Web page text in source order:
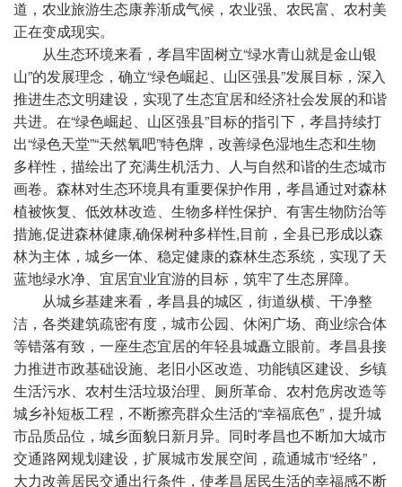
道，农业旅游生态康养渐成气候，农业强、农民富、农村美
正在变成现实。
从生态环境来看，孝昌牢固树立“绿水青山就是金山银
山”的发展理念，确立“绿色崛起、山区强县”发展目标，深入
推进生态文明建设，实现了生态宜居和经济社会发展的和谐
共进。在“绿色崛起、山区强县”目标的指引下，孝昌持续打
出“绿色天堂”“天然氧吧”特色牌，改善绿色湿地生态和生物
多样性，描绘出了充满生机活力、人与自然和谐的生态城市
画卷。森林对生态环境具有重要保护作用，孝昌通过对森林
植被恢复、低效林改造、生物多样性保护、有害生物防治等
措施,促进森林健康,确保树种多样性,目前，全县已形成以森
林为主体，城乡一体、稳定健康的森林生态系统，实现了天
蓝地绿水净、宜居宜业宜游的目标，筑牢了生态屏障。
从城乡基建来看，孝昌县的城区，街道纵横、干净整
洁，各类建筑疏密有度，城市公园、休闲广场、商业综合体
等错落有致，一座生态宜居的年轻县城矗立眼前。孝昌县接
力推进市政基础设施、老旧小区改造、功能镇区建设、乡镇
生活污水、农村生活垃圾治理、厕所革命、农村危房改造等
城乡补短板工程，不断擦亮群众生活的“幸福底色”，提升城
市品质品位，城乡面貌日新月异。同时孝昌也不断加大城市
交通路网规划建设，扩展城市发展空间，疏通城市“经络”，
大力改善居民交通出行条件，使孝昌居民生活的幸福感不断